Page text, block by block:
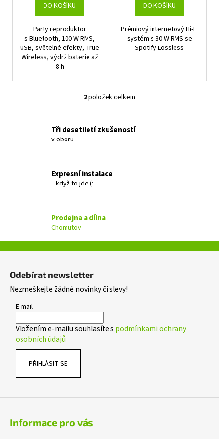
DO KOŠÍKU
Party reproduktor
s Bluetooth, 100 W RMS,
USB, světelné efekty, True
Wireless, výdrž baterie až
8 h
DO KOŠÍKU
Prémiový internetový Hi-Fi
systém s 30 W RMS se
Spotify Lossless
O
l
á
í
v
ý
s
2položek celkem
Tři desetiletí zkušeností
v oboru
Expresní instalace
...když to jde (:
Prodejna a dílna
Chomutov
Odebírat newsletter
Nezmeškejte žádné novinky či slevy!
E-mail
Vložením e-mailu souhlasíte s podmínkami ochrany
osobních údajů
PŘIHLÁSIT SE
Informace pro vás